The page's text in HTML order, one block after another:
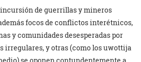
de guerrillas y mineros
focos de conflictos interétnicos,
y comunidades desesperadas por
irregulares, y otras (como los uwottija